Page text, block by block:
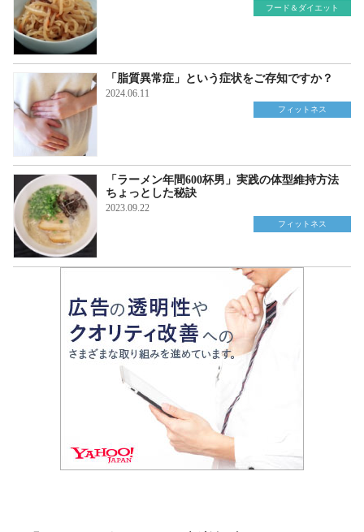
フード＆ダイエット
「脂質異常症」という症状をご存知ですか？
2024.06.11
フィットネス
「ラーメン年間600杯男」実践の体型維持方法
ちょっとした秘訣
2023.09.22
フィットネス